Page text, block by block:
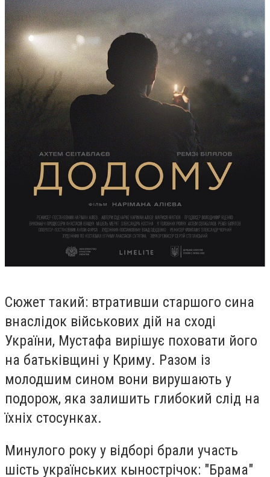
Сюжет такий: втративши старшого сина
внаслідок військових дій на сході
України, Мустафа вирішує поховати його
на батьківщині у Криму. Разом із
молодшим сином вони вирушають у
подорож, яка залишить глибокий слід на
їхніх стосунках.
Минулого року у відборі брали участь
шість українських кынострічок: "Брама"